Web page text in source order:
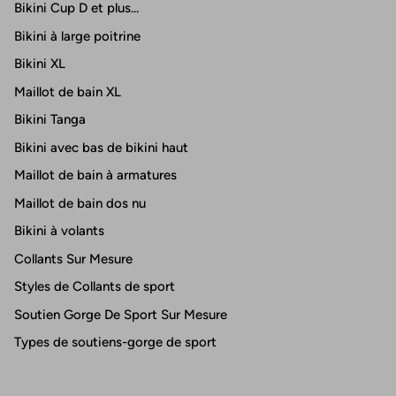
Bikini Cup D et plus...
Bikini à large poitrine
Bikini XL
Maillot de bain XL
Bikini Tanga
Bikini avec bas de bikini haut
Maillot de bain à armatures
Maillot de bain dos nu
Bikini à volants
Collants Sur Mesure
Styles de Collants de sport
Soutien Gorge De Sport Sur Mesure
Types de soutiens-gorge de sport